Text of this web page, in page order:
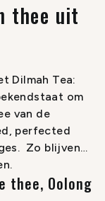
thee uit
Dilmah Tea:
om
van de
perfected
Zo blijven
thee, Oolong